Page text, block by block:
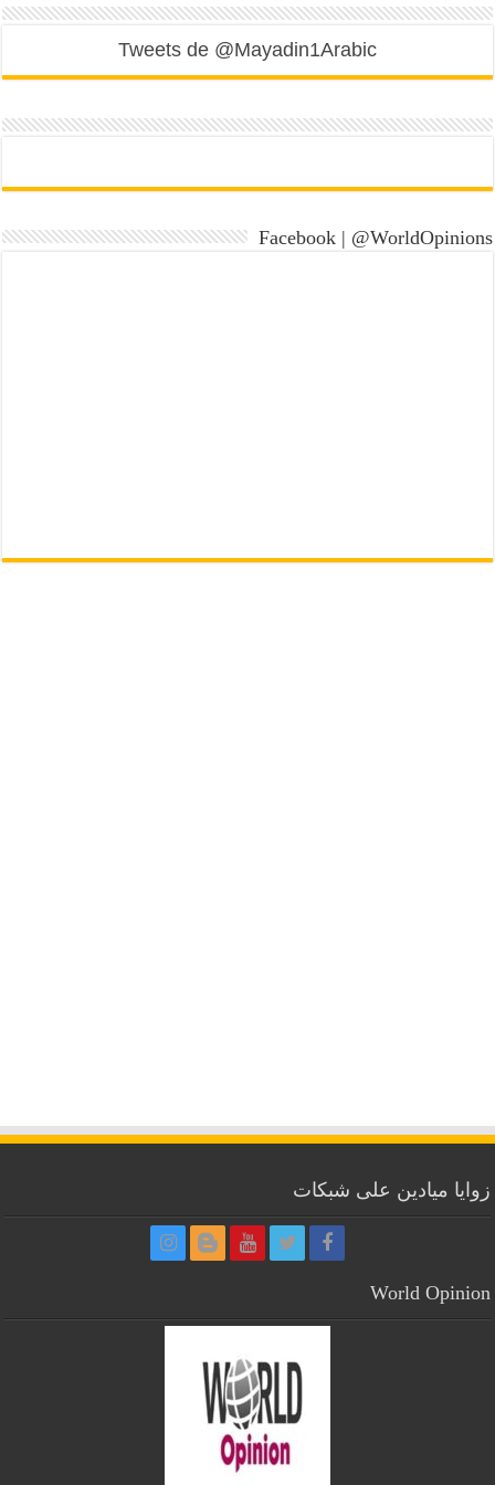
Tweets de @Mayadin1Arabic
Facebook | @WorldOpinions
زوايا ميادين على شبكات
World Opinion